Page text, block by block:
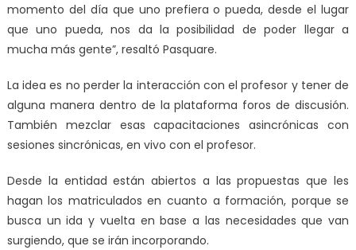
momento del día que uno prefiera o pueda, desde el lugar
que uno pueda, nos da la posibilidad de poder llegar a
mucha más gente”, resaltó Pasquare.
La idea es no perder la interacción con el profesor y tener de
alguna manera dentro de la plataforma foros de discusión.
También mezclar esas capacitaciones asincrónicas con
sesiones sincrónicas, en vivo con el profesor.
Desde la entidad están abiertos a las propuestas que les
hagan los matriculados en cuanto a formación, porque se
busca un ida y vuelta en base a las necesidades que van
surgiendo, que se irán incorporando.